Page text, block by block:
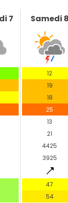
7 Samedi
12
19
18
25
13
21
4425
3925
47
54